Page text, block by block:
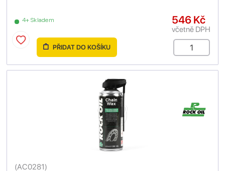
4+ Skladem 546 Kč
včetně DPH
PŘIDAT DO KOŠÍKU
(AC0281)